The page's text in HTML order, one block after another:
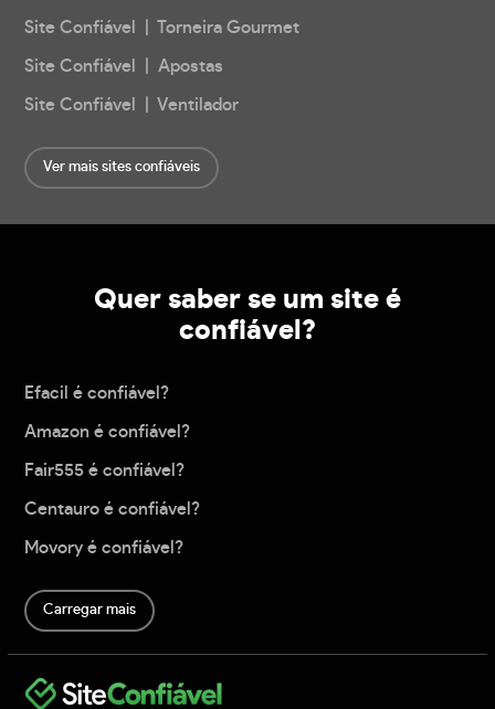
Site Confiável | Torneira Gourmet
Site Confiável | Apostas
Site Confiável | Ventilador
Ver mais sites confiáveis
Quer saber se um site é
confiável?
Efacil é confiável?
Amazon é confiável?
Fair555 é confiável?
Centauro é confiável?
Movory é confiável?
Carregar mais